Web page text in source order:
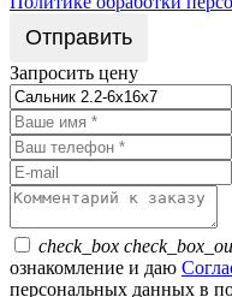
Запросить цену
check_box
ознакомление и даю
персональных данных в